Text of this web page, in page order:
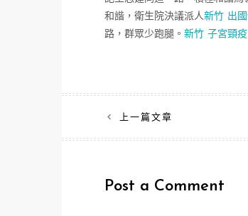
和諧，衛生院決議派人新竹 出
路，群眾少跑腿。 新竹 子宮頸
文
章
覽
上一篇文章
Post a Comment